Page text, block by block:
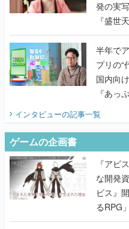
発の実
『盛世
うこだ
半年でア
プリの“
国内向
『あっ
インタビューの記事一覧
ゲームの企画書
『アビ
な開発
ビス』
るRPG
書】